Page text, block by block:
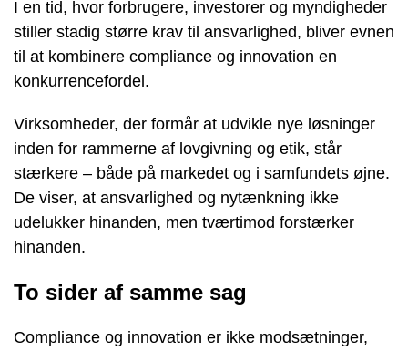
I en tid, hvor forbrugere, investorer og myndigheder
stiller stadig større krav til ansvarlighed, bliver evnen
til at kombinere compliance og innovation en
konkurrencefordel.
Virksomheder, der formår at udvikle nye løsninger
inden for rammerne af lovgivning og etik, står
stærkere – både på markedet og i samfundets øjne.
De viser, at ansvarlighed og nytænkning ikke
udelukker hinanden, men tværtimod forstærker
hinanden.
To sider af samme sag
Compliance og innovation er ikke modsætninger,